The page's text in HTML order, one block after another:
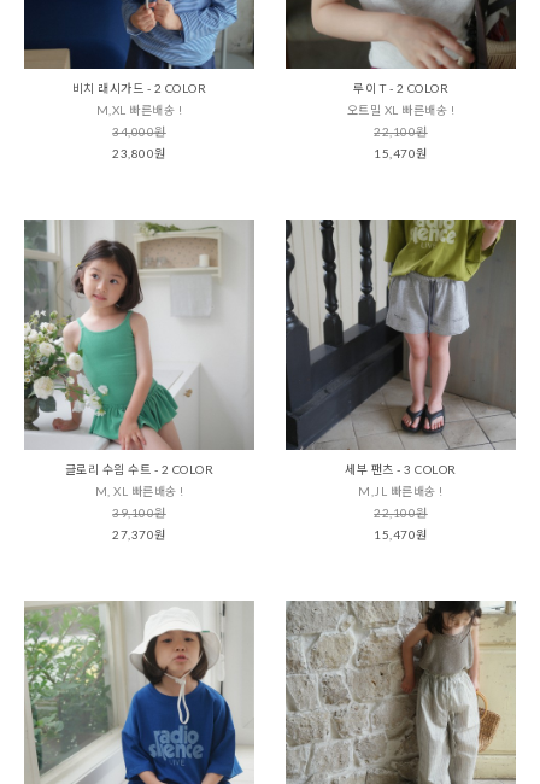
비치 래시가드 - 2 COLOR
M,XL 빠른배송 !
34,000원
23,800원
루이 T - 2 COLOR
오트밀 XL 빠른배송 !
22,100원
15,470원
글로리 수읨 수트 - 2 COLOR
M, XL 빠른배송 !
39,100원
27,370원
세부 팬츠 - 3 COLOR
M,JL 빠른배송 !
22,100원
15,470원